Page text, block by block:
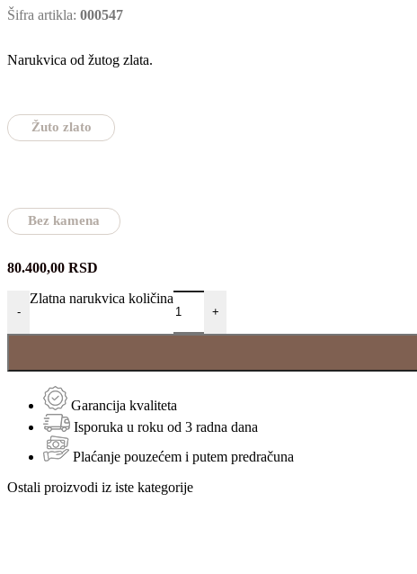
Šifra artikla: 000547
Narukvica od žutog zlata.
Žuto zlato
Bez kamena
80.400,00 RSD
-
Zlatna narukvica količina
+
Garancija kvaliteta
Isporuka u roku od 3 radna dana
Plaćanje pouzećem i putem predračuna
Ostali proizvodi iz iste kategorije